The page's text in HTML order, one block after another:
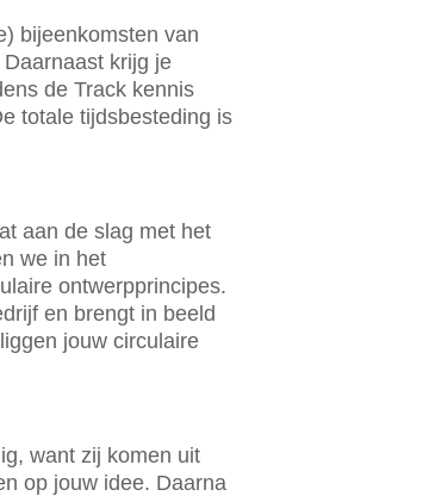
bijeenkomsten van
krijg je
de Track kennis
totale tijdsbesteding is
aan de slag met het
we in het
ontwerpprincipes.
en brengt in beeld
jouw circulaire
want zij komen uit
op jouw idee. Daarna